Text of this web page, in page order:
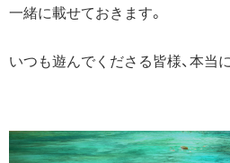
一緒に載せておきます。
いつも遊んでくださる皆様、本当